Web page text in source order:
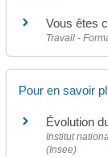
Vous êtes
Travail -
Pour en savoir
Évolution
Institut
(Insee)